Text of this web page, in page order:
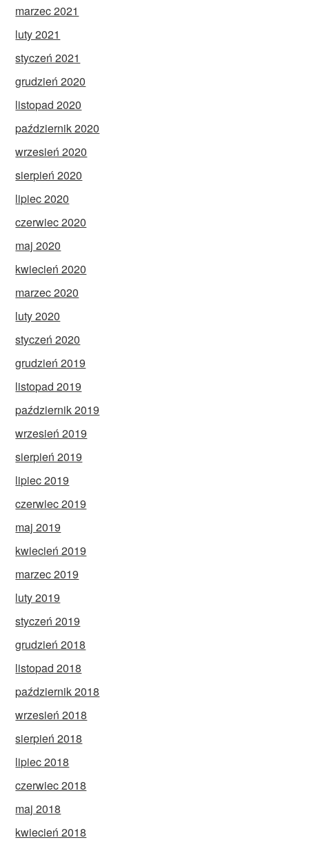
marzec 2021
luty 2021
styczeń 2021
grudzień 2020
listopad 2020
październik 2020
wrzesień 2020
sierpień 2020
lipiec 2020
czerwiec 2020
maj 2020
kwiecień 2020
marzec 2020
luty 2020
styczeń 2020
grudzień 2019
listopad 2019
październik 2019
wrzesień 2019
sierpień 2019
lipiec 2019
czerwiec 2019
maj 2019
kwiecień 2019
marzec 2019
luty 2019
styczeń 2019
grudzień 2018
listopad 2018
październik 2018
wrzesień 2018
sierpień 2018
lipiec 2018
czerwiec 2018
maj 2018
kwiecień 2018